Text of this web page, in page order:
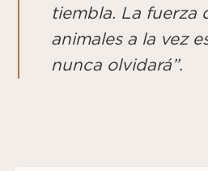
tiembla. La fuerza
animales a la vez
nunca olvidará”.